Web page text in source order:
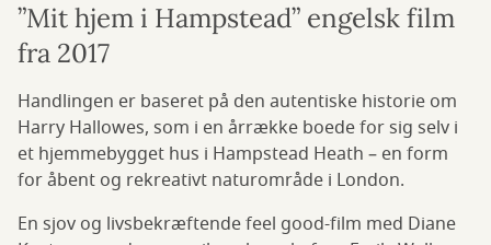
”Mit hjem i Hampstead” engelsk film
fra 2017
Handlingen er baseret på den autentiske historie om
Harry Hallowes, som i en årrække boede for sig selv i
et hjemmebygget hus i Hampstead Heath – en form
for åbent og rekreativt naturområde i London.
En sjov og livsbekræftende feel good-film med Diane